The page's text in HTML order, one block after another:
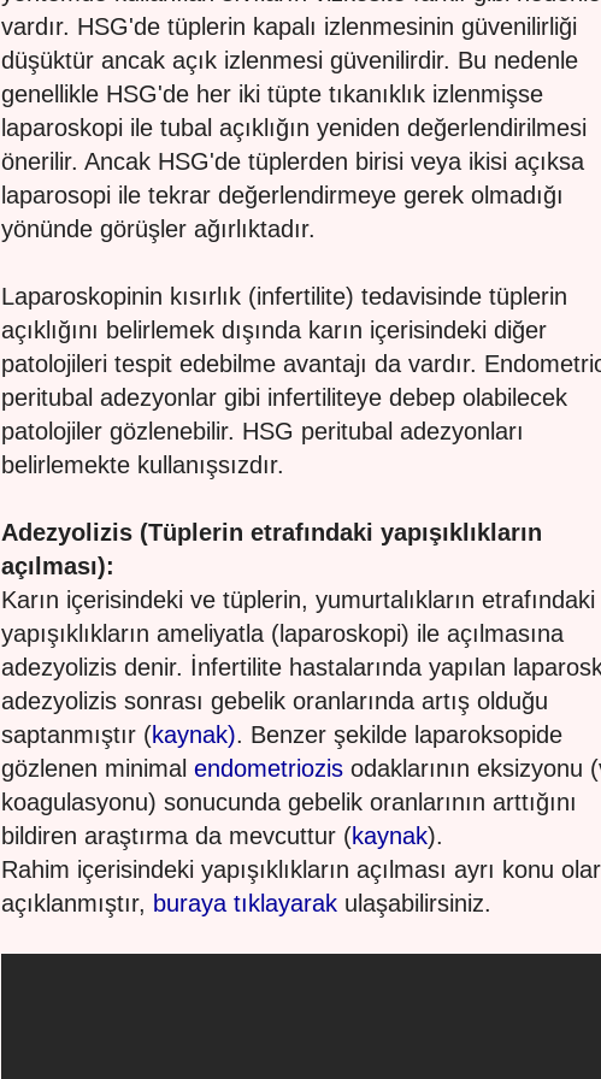
vardır. HSG'de tüplerin kapalı izlenmesinin güvenilirliği
düşüktür ancak açık izlenmesi güvenilirdir. Bu nedenle
genellikle HSG'de her iki tüpte tıkanıklık izlenmişse
laparoskopi ile tubal açıklığın yeniden değerlendirilmesi
önerilir. Ancak HSG'de tüplerden birisi veya ikisi açıksa
laparosopi ile tekrar değerlendirmeye gerek olmadığı
yönünde görüşler ağırlıktadır.
Laparoskopinin kısırlık (infertilite) tedavisinde tüplerin
açıklığını belirlemek dışında karın içerisindeki diğer
patolojileri tespit edebilme avantajı da vardır.
peritubal adezyonlar gibi infertiliteye debep olabilecek
patolojiler gözlenebilir. HSG peritubal adezyonları
belirlemekte kullanışsızdır.
Adezyolizis (Tüplerin etrafındaki yapışıklıkların
açılması):
Karın içerisindeki ve tüplerin, yumurtalıkların etrafındaki
yapışıklıkların ameliyatla (laparoskopi) ile açılmasına
adezyolizis denir. İnfertilite hastalarında yapılan
adezyolizis sonrası gebelik oranlarında artış olduğu
saptanmıştır (kaynak). Benzer şekilde laparoksopide
gözlenen minimal endometriozis odaklarının eksizyonu
koagulasyonu) sonucunda gebelik oranlarının arttığını
bildiren araştırma da mevcuttur (kaynak).
Rahim içerisindeki yapışıklıkların açılması ayrı konu
açıklanmıştır, buraya tıklayarak ulaşabilirsiniz.